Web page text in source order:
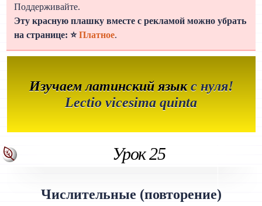
Поддерживайте.
Эту красную плашку вместе с рекламой можно убрать
на странице: ⭐Платное.
Изучаем латинский языкс нуля!
Lectio vicesima quinta
Урок 25
Числительные (повторение)